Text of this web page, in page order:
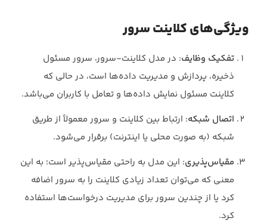
ویژگی‌های کلاینت سرور
تفکیک وظایف: در مدل کلاینت-سرور، سرور مسئول
ذخیره، پردازش و مدیریت داده‌ها است، در حالی که
کلاینت مسئول نمایش داده‌ها و تعامل با کاربران می‌باشد.
اتصال شبکه: ارتباط بین کلاینت و سرور معمولاً از طریق
شبکه (به صورت محلی یا اینترنت) برقرار می‌شود.
مقیاس‌پذیری: این مدل به راحتی مقیاس‌پذیر است؛ به این
معنی که می‌توان تعداد زیادی کلاینت را به سرور اضافه
کرد یا از چندین سرور برای مدیریت درخواست‌ها استفاده
کرد.